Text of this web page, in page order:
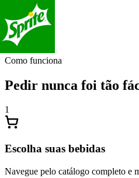
Como funciona
Pedir nunca foi tão
1
Escolha suas bebidas
Navegue pelo catálogo completo e